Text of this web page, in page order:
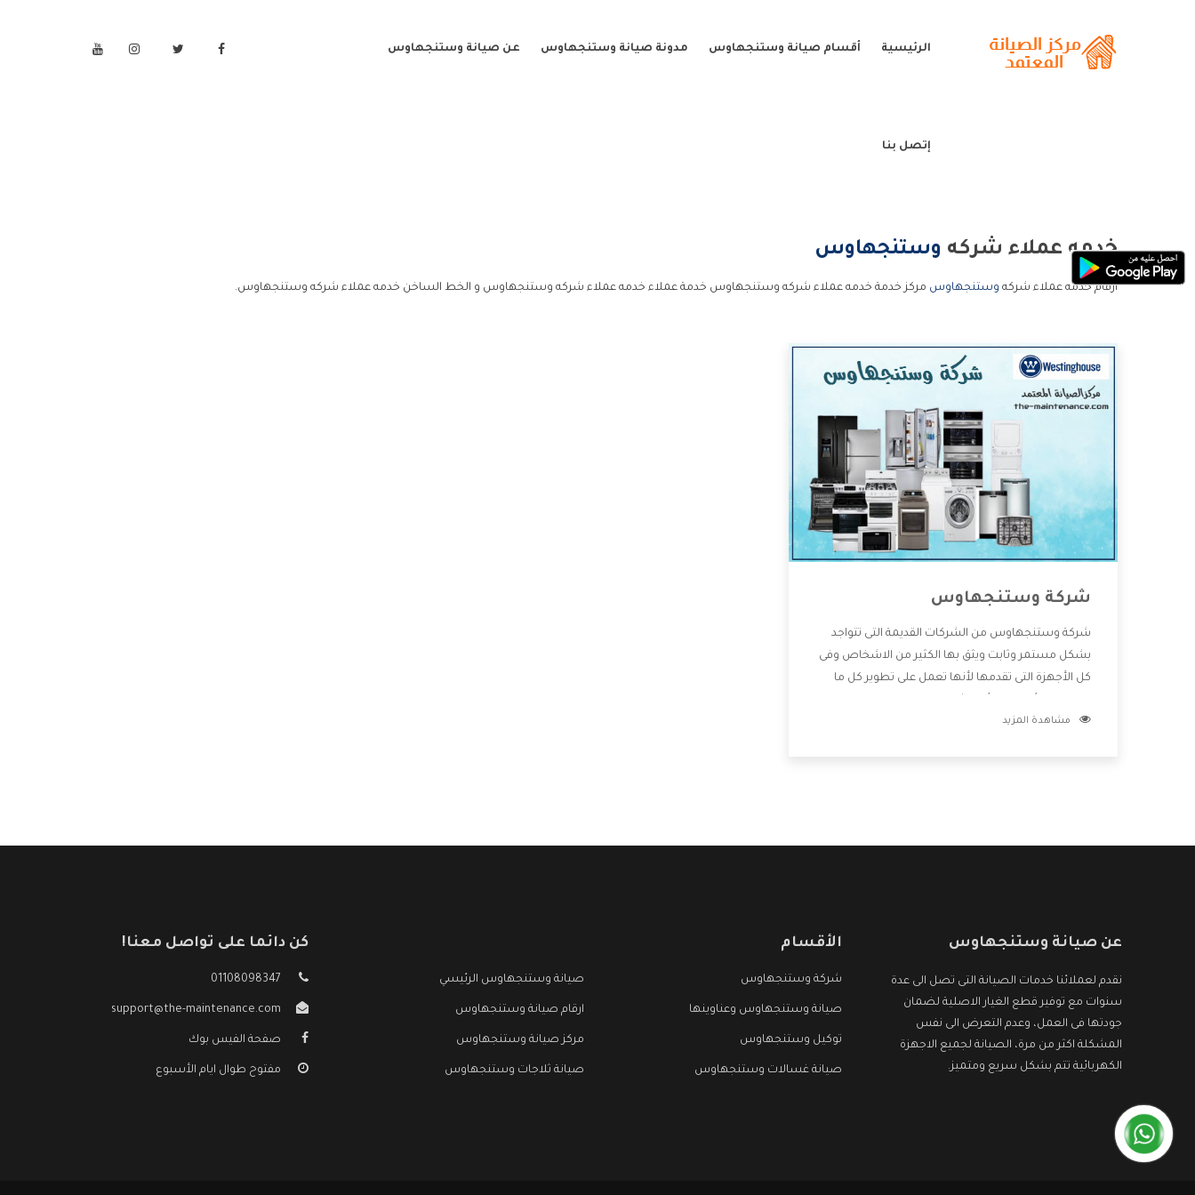
الرئيسية أقسام صيانة وستنجهاوس مدونة صيانة وستنجهاوس عن صيانة وستنجهاوس
إتصل بنا
خدمه عملاء شركه وستنجهاوس
ارقام خدمه عملاء شركه وستنجهاوس مركز خدمة خدمه عملاء شركه وستنجهاوس خدمة عملاء خدمه عملاء شركه وستنجهاوس و الخط الساخن خدمه عملاء شركه وستنجهاوس.
شركة وستنجهاوس
شركة وستنجهاوس من الشركات القديمة التى تتواجد
بشكل مستمر وثابت ويثق بها الكثير من الاشخاص وفى
كل الأجهزة التى تقدمها لأنها تعمل على تطوير كل ما
أفضل خدمات ما بعد البيع مع المنتجات وتقدم للعملاء
مشاهدة المزيد
عن صيانة وستنجهاوس
نقدم لعملائنا خدمات الصيانة التى تصل الى عدة
سنوات مع توفير قطع الغيار الاصلية لضمان
جودتها فى العمل، وعدم التعرض الى نفس
المشكلة اكثر من مرة، الصيانة لجميع الاجهزة
الكهربائية تتم بشكل سريع ومتميز.
الأقسام
شركة وستنجهاوس صيانة وستنجهاوس الرئيسي
صيانة وستنجهاوس وعناوينها ارقام صيانة وستنجهاوس
توكيل وستنجهاوس مركز صيانة وستنجهاوس
صيانة غسالات وستنجهاوس صيانة ثلاجات وستنجهاوس
كن دائما على تواصل معنا!
01108098347
support@the-maintenance.com
صفحة الفيس بوك
مفتوح طوال ايام الأسبوع